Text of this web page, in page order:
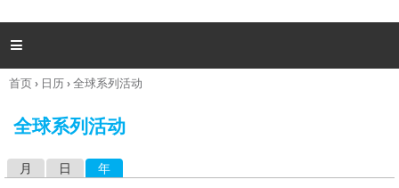

你
这
首页› 日历›全球系列活动
全球系列活动
月 日 年